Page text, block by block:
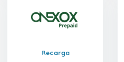
Recarga